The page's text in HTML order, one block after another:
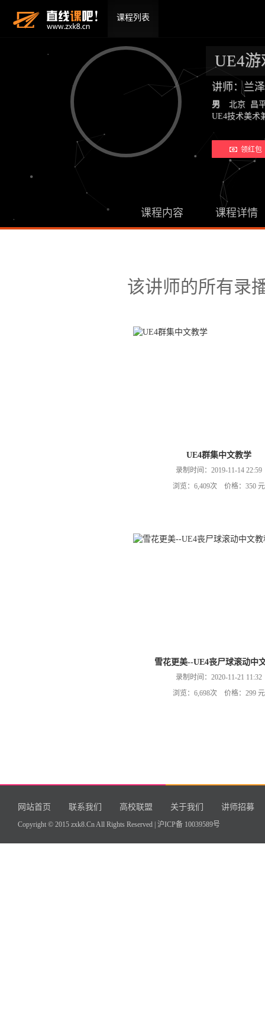
课程列表
UE4
讲师：兰
男
北京 昌
UE4技术美
领红包
课程内容 课程详情
该讲师的所有录
UE4群集中文教学
录制时间：2019-11-14 22:59
浏览：6,409次 价格：350 元
雪花更美--UE4丧尸球滚动中
录制时间：2020-11-21 11:32
浏览：6,698次 价格：299 元
网站首页 联系我们 高校联盟 关于我们 讲师招募
Copyright © 2015 zxk8.Cn All Rights Reserved | 沪ICP备 10039589号